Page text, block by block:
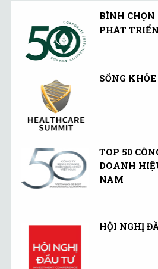
BÌNH
PHÁT
SỐNG
TOP 50
DOANH
NAM
HỘI NGHỊ